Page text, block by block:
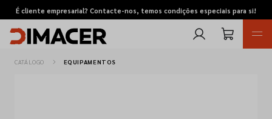
É cliente empresarial? Contacte-nos, temos condições especiais para si!
CATÁLOGO EQUIPAMENTOS